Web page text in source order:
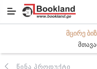
ᲛᲪᲘᲠᲔ
ᲬᲘᲜᲐ ᲞᲠᲝᲓᲣᲥᲢᲘ